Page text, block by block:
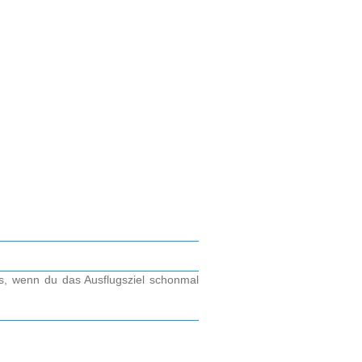
wenn du das Ausflugsziel schonmal